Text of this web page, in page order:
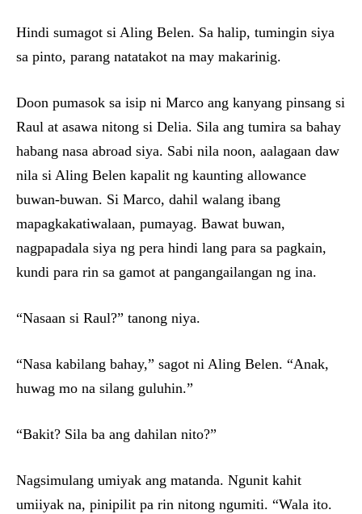
Hindi sumagot si Aling Belen. Sa halip, tumingin siya
sa pinto, parang natatakot na may makarinig.
Doon pumasok sa isip ni Marco ang kanyang pinsang si
Raul at asawa nitong si Delia. Sila ang tumira sa bahay
habang nasa abroad siya. Sabi nila noon, aalagaan daw
nila si Aling Belen kapalit ng kaunting allowance
buwan-buwan. Si Marco, dahil walang ibang
mapagkakatiwalaan, pumayag. Bawat buwan,
nagpapadala siya ng pera hindi lang para sa pagkain,
kundi para rin sa gamot at pangangailangan ng ina.
“Nasaan si Raul?” tanong niya.
“Nasa kabilang bahay,” sagot ni Aling Belen. “Anak,
huwag mo na silang guluhin.”
“Bakit? Sila ba ang dahilan nito?”
Nagsimulang umiyak ang matanda. Ngunit kahit
umiiyak na, pinipilit pa rin nitong ngumiti. “Wala ito.